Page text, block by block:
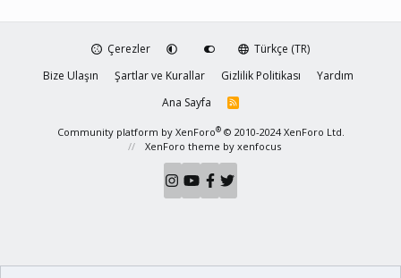
Çerezler
Türkçe (TR)
Bize Ulaşın
Şartlar ve Kurallar Gizlilik Politikası
Yardım
Ana Sayfa
R
S
Community platform by XenForo® © 2010-2024 XenForo Ltd.
XenForo theme by xenfocus